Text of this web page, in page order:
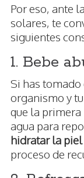
Por eso, ante
solares, te
siguientes
1. Bebe
Si has
organismo y
que la
agua para
hidratar la
proceso de